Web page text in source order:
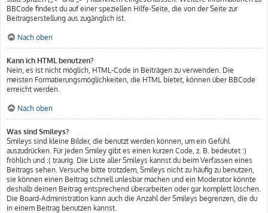
BBCode findest du auf einer speziellen Hilfe-Seite, die von der Seite zur
Beitragserstellung aus zugänglich ist.
Nach oben
Kann ich HTML benutzen?
Nein, es ist nicht möglich, HTML-Code in Beiträgen zu verwenden. Die
meisten Formatierungsmöglichkeiten, die HTML bietet, können über BBCode
erreicht werden.
Nach oben
Was sind Smileys?
Smileys sind kleine Bilder, die benutzt werden können, um ein Gefühl
auszudrücken. Für jeden Smiley gibt es einen kurzen Code, z. B. bedeutet :)
fröhlich und :( traurig. Die Liste aller Smileys kannst du beim Verfassen eines
Beitrags sehen. Versuche bitte trotzdem, Smileys nicht zu häufig zu benutzen,
sie können einen Beitrag schnell unlesbar machen und ein Moderator könnte
deshalb deinen Beitrag entsprechend überarbeiten oder gar komplett löschen.
Die Board-Administration kann auch die Anzahl der Smileys begrenzen, die du
in einem Beitrag benutzen kannst.